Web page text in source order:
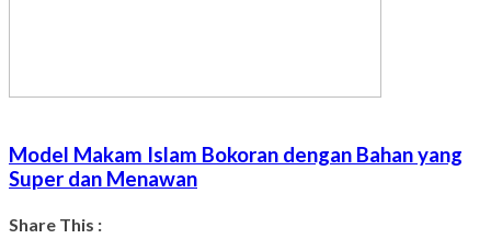
Model Makam Islam Bokoran dengan Bahan yang
Super dan Menawan
Share This :